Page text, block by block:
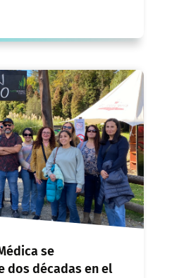
se
dos décadas en el